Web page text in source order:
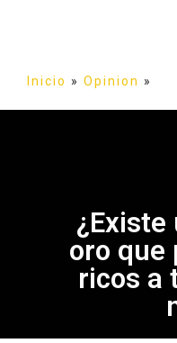
Inicio » Opinion »
oro que
ricos a